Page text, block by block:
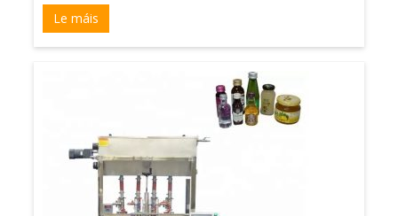
Le máis